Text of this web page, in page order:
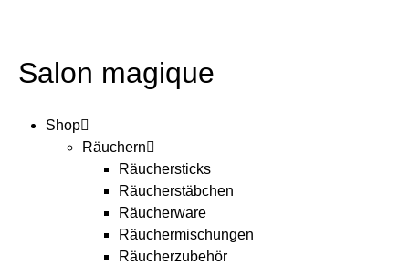
Salon magique
Shop
Räuchern
Räuchersticks
Räucherstäbchen
Räucherware
Räuchermischungen
Räucherzubehör